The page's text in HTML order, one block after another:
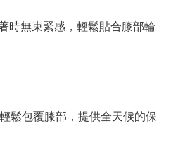
時無束緊感，輕鬆貼合膝部輪
鬆包覆膝部，提供全天候的保